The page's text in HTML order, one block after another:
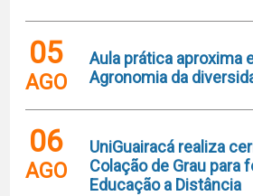
05
AGO
Aula prática aproxima
Agronomia da
06
AGO
UniGuairacá realiza
Colação de Grau para
Educação a Distância